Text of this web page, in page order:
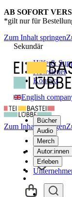
AB SOFORT
*gilt nur für
Zum Inhalt springen
Sekundär
Hilfe &
Newsletter
Kontakt
English
Bücher
Audio
Merch
Autor:innen
Erleben
Zum Inhalt springen